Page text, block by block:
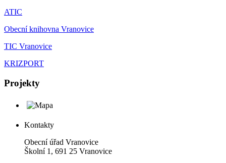
ATIC
Obecní knihovna Vranovice
TIC Vranovice
KRIZPORT
Projekty
Kontakty
Obecní úřad Vranovice
Školní 1, 691 25 Vranovice